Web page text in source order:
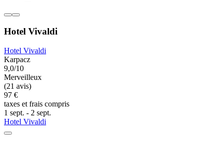
Hotel Vivaldi
Hotel Vivaldi
Karpacz
9,0/10
Merveilleux
(21 avis)
97 €
taxes et frais compris
1 sept. - 2 sept.
Hotel Vivaldi